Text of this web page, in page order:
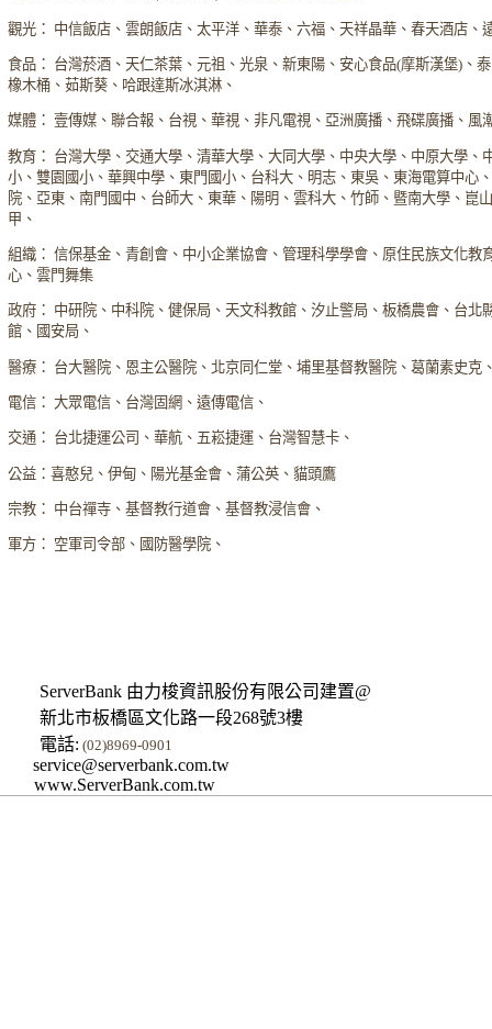
觀光： 中信飯店、雲朗飯店、太平洋、華泰、六福、天祥晶華、春天酒店、
食品： 台灣菸酒、天仁茶葉、元祖、光泉、新東陽、安心食品(摩斯漢堡)、
橡木桶、茹斯葵、哈跟達斯冰淇淋、
媒體： 壹傳媒、聯合報、台視、華視、非凡電視、亞洲廣播、飛碟廣播、風
教育： 台灣大學、交通大學、清華大學、大同大學、中央大學、中原大學、
小、雙園國小、華興中學、東門國小、台科大、明志、東吳、東海電算中心
院、亞東、南門國中、台師大、東華、陽明、雲科大、竹師、暨南大學、崑
甲、
組織： 信保基金、青創會、中小企業協會、管理科學學會、原住民族文化教
心、雲門舞集
政府： 中研院、中科院、健保局、天文科教館、汐止警局、板橋農會、台北
館、國安局、
醫療： 台大醫院、恩主公醫院、北京同仁堂、埔里基督教醫院、葛蘭素史克
電信： 大眾電信、台灣固網、遠傳電信、
交通： 台北捷運公司、華航、五崧捷運、台灣智慧卡、
公益：喜憨兒、伊甸、陽光基金會、蒲公英、貓頭鷹
宗教： 中台禪寺、基督教行道會、基督教浸信會、
軍方： 空軍司令部、國防醫學院、
ServerBank 由力梭資訊股份有限公司建置@
新北市板橋區文化路一段268號3樓
電話: (02)8969-0901
service@serverbank.com.tw
www.ServerBank.com.tw